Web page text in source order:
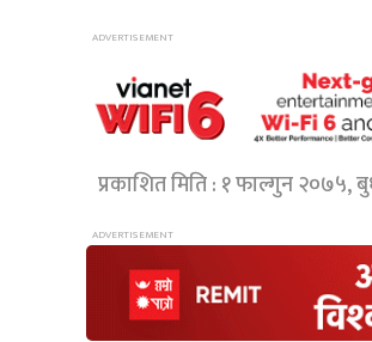
प्रकाशित मिति : १ फाल्गुन २०७५,